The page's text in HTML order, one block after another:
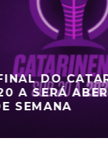
DO
A SERÁ
SEMANA